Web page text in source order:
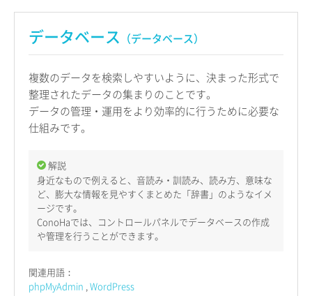
データベース （データベース）
複数のデータを検索しやすいように、決まった形式で
整理されたデータの集まりのことです。
データの管理・運用をより効率的に行うために必要な
仕組みです。
解説
身近なもので例えると、音読み・訓読み、読み方、意味な
ど、膨大な情報を見やすくまとめた「辞書」のようなイメ
ージです。
ConoHaでは、コントロールパネルでデータベースの作成
や管理を行うことができます。
関連用語：
phpMyAdmin WordPress